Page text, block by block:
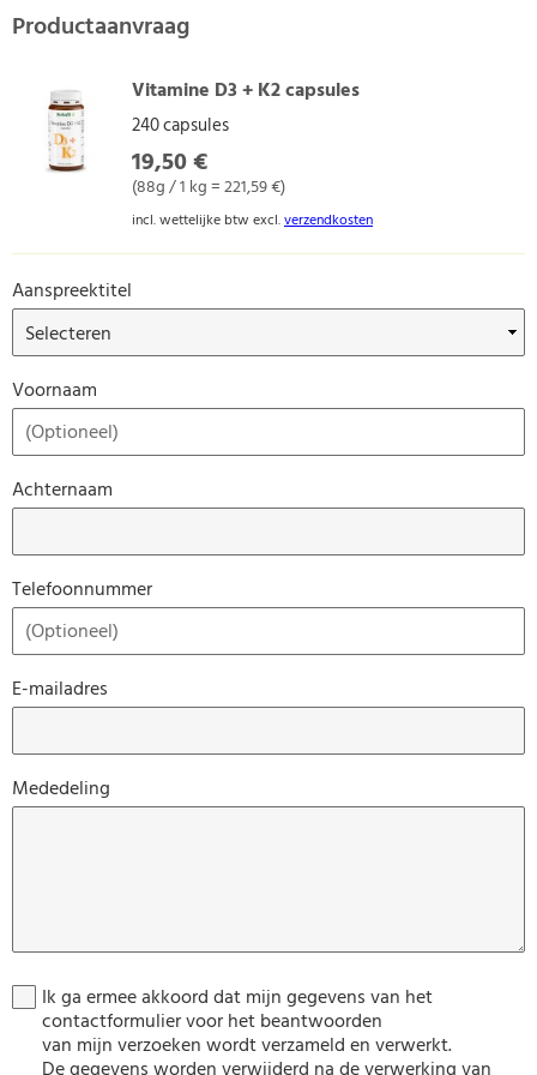
Productaanvraag
Vitamine D3 + K2 capsules
240 capsules
19,50 €
(88g / 1 kg = 221,59 €)
incl. wettelijke btw excl.verzendkosten
Aanspreektitel
Voornaam
Achternaam
Telefoonnummer
E-mailadres
Mededeling
Ik ga ermee akkoord dat mijn gegevens van het
contactformulier voor het beantwoorden
van mijn verzoeken wordt verzameld en verwerkt.